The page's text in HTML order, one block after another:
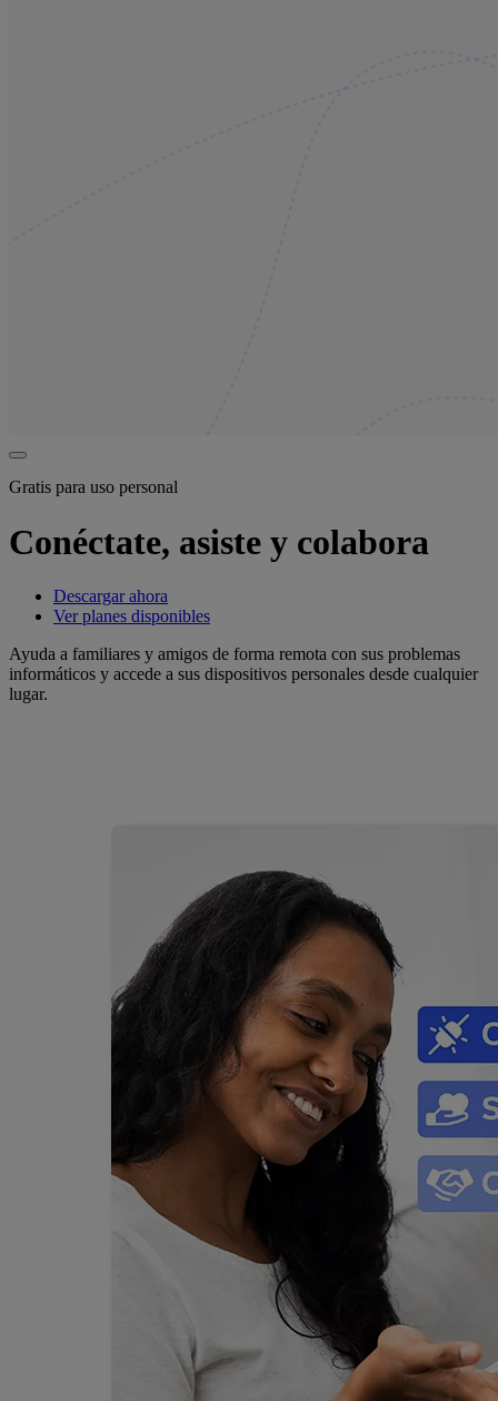
Gratis para uso personal
Conéctate, asiste y colabora
Descargar ahora
Ver planes disponibles
Ayuda a familiares y amigos de forma remota con sus problemas
informáticos y accede a sus dispositivos personales desde cualquier
lugar.